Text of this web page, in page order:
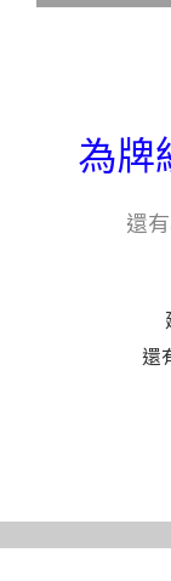
為牌
還
還
Coming